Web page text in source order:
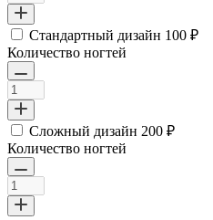
Стандартный дизайн 100 ₽
Количество ногтей
Сложный дизайн 200 ₽
Количество ногтей